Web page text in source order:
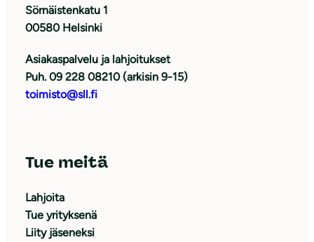
Sörnäistenkatu 1
00580 Helsinki
Asiakaspalvelu ja lahjoitukset
Puh. 09 228 08210 (arkisin 9-15)
toimisto@sll.fi
Tue meitä
Lahjoita
Tue yrityksenä
Liity jäseneksi